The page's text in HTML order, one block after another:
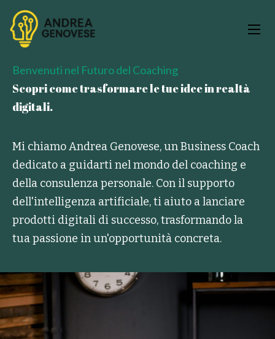
Benvenuti nel Futuro del Coaching
Scopri come trasformare le tue idee in realtà
digitali.
Mi chiamo Andrea Genovese, un Business Coach
dedicato a guidarti nel mondo del coaching e
della consulenza personale. Con il supporto
dell'intelligenza artificiale, ti aiuto a lanciare
prodotti digitali di successo, trasformando la
tua passione in un'opportunità concreta.